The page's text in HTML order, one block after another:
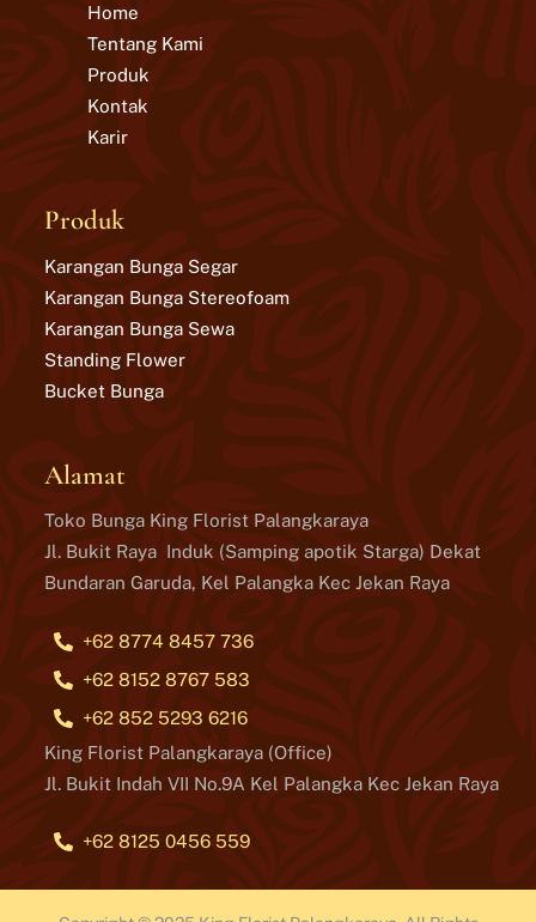
Home
Tentang Kami
Produk
Kontak
Karir
Produk
Karangan Bunga Segar
Karangan Bunga Stereofoam
Karangan Bunga Sewa
Standing Flower
Bucket Bunga
Alamat
Toko Bunga King Florist Palangkaraya
Jl. Bukit Raya Induk (Samping apotik Starga) Dekat
Bundaran Garuda, Kel Palangka Kec Jekan Raya
+62 8774 8457 736
+62 8152 8767 583
+62 852 5293 6216
King Florist Palangkaraya (Office)
Jl. Bukit Indah VII No.9A Kel Palangka Kec Jekan Raya
+62 8125 0456 559